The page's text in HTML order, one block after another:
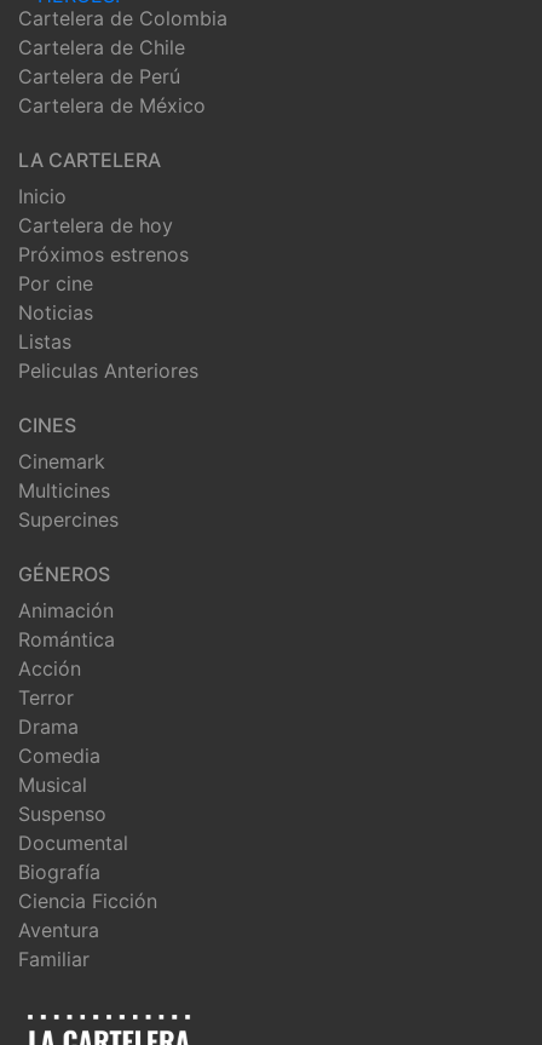
Cartelera de Colombia
Cartelera de Chile
Cartelera de Perú
Cartelera de México
LA CARTELERA
Inicio
Cartelera de hoy
Próximos estrenos
Por cine
Noticias
Listas
Peliculas Anteriores
CINES
Cinemark
Multicines
Supercines
GÉNEROS
Animación
Romántica
Acción
Terror
Drama
Comedia
Musical
Suspenso
Documental
Biografía
Ciencia Ficción
Aventura
Familiar